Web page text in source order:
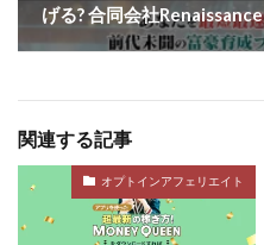
げる? 合同会社Renaissance
関連する記事
オプトインアフェリエイト